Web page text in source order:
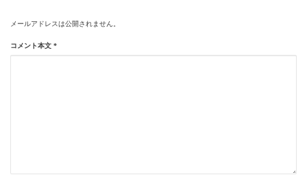
メールアドレスは公開されません。
コメント本文 *